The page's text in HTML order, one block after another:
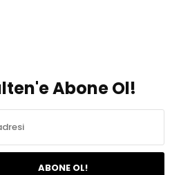
Abone Ol!
ABONE OL!